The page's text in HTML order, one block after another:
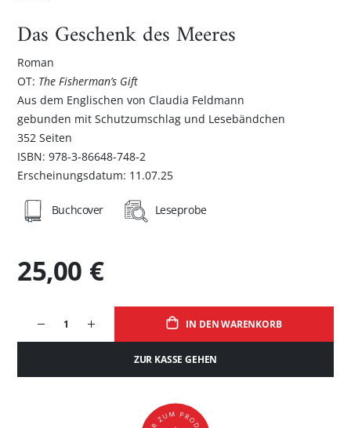
Das Geschenk des Meeres
Roman
OT: The Fisherman’s Gift
Aus dem Englischen von Claudia Feldmann
gebunden mit Schutzumschlag und Lesebändchen
352 Seiten
ISBN: 978-3-86648-748-2
Erscheinungsdatum: 11.07.25
IN DEN WARENKORB
ZUR KASSE GEHEN
25,00 €
Buchcover Leseprobe